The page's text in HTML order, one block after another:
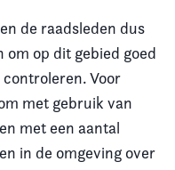
de raadsleden dus
op dit gebied goed
Voor
met gebruik van
met een aantal
in de omgeving over